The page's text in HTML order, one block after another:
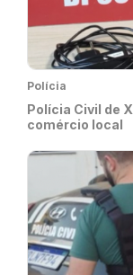
Polícia
Polícia Civil de
comércio local